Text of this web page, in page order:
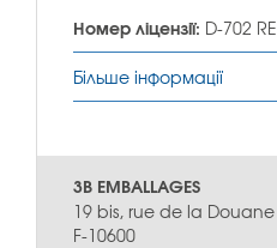
Номер ліцензії: D-702 RE
Більше інформації
3B EMBALLAGES
19 bis, rue de la Douane
F-10600